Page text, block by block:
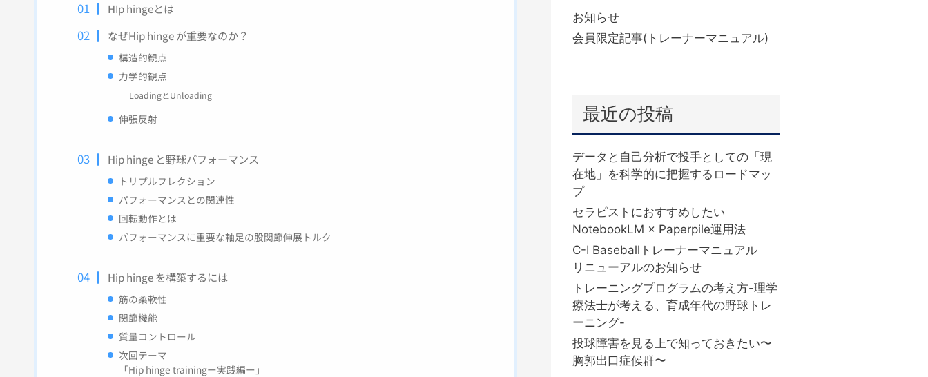
HIp hingeとは
なぜHip hinge が重要なのか？
構造的観点
力学的観点
LoadingとUnloading
伸張反射
Hip hinge と野球パフォーマンス
トリプルフレクション
パフォーマンスとの関連性
回転動作とは
パフォーマンスに重要な軸足の股関節伸展トルク
Hip hinge を構築するには
筋の柔軟性
関節機能
質量コントロール
次回テーマ
「Hip hinge trainingー実践編ー」
お知らせ
会員限定記事(トレーナーマニュアル)
最近の投稿
データと自己分析で投手としての「現
在地」を科学的に把握するロードマッ
プ
セラピストにおすすめしたい
NotebookLM × Paperpile運用法
C-I Baseballトレーナーマニュアル
リニューアルのお知らせ
トレーニングプログラムの考え方-理学
療法士が考える、育成年代の野球トレ
ーニング-
投球障害を見る上で知っておきたい〜
胸郭出口症候群〜